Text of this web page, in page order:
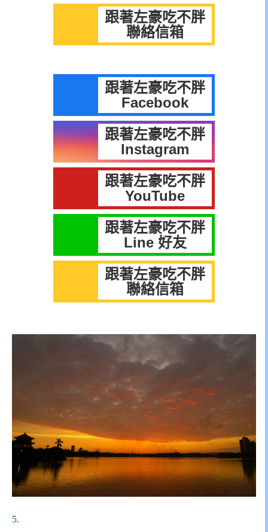
跟著左豪吃不胖
聯絡信箱
跟著左豪吃不胖
Facebook
跟著左豪吃不胖
Instagram
跟著左豪吃不胖
YouTube
跟著左豪吃不胖
Line 好友
跟著左豪吃不胖
聯絡信箱
5.